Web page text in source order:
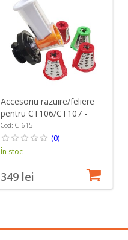
Accesoriu razuire/feliere
pentru CT106/CT107 -
Cibustek
Cod: CT615
(0)
În stoc
349 lei